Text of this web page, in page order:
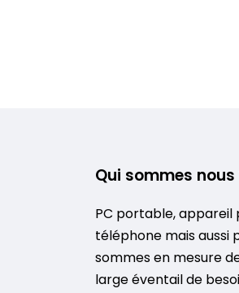
Qui sommes nous
PC portable, appareil
téléphone mais aussi
sommes en mesure
large éventail de